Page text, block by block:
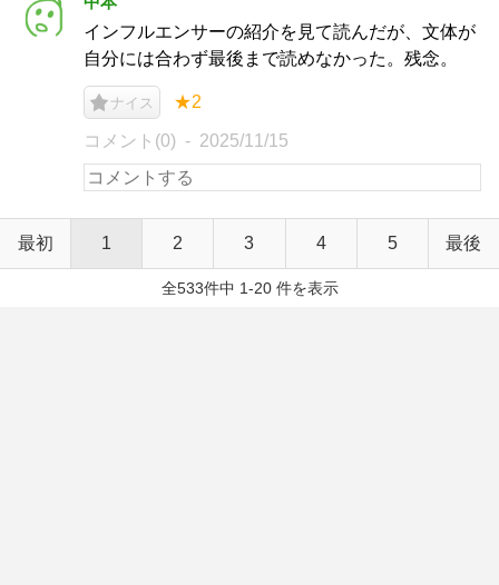
インフルエンサーの紹介を見て読んだが、文体が
自分には合わず最後まで読めなかった。残念。
ナイス ★2
コメント(0) 2025/11/15
最初 1 2 3 4 5 最後
全533件中 1-20 件を表示